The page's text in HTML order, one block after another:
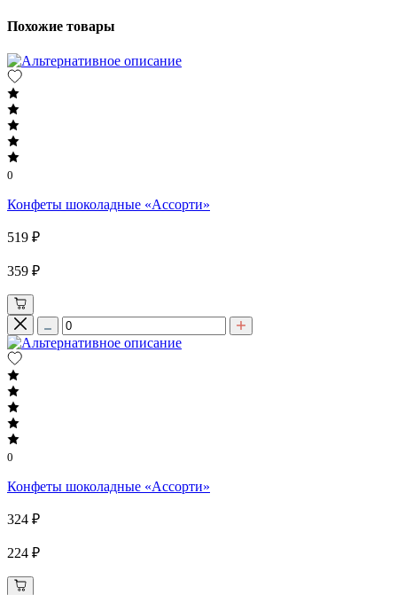
Похожие товары
0
Конфеты шоколадные «Ассорти»
519 ₽
359 ₽
0
Конфеты шоколадные «Ассорти»
324 ₽
224 ₽